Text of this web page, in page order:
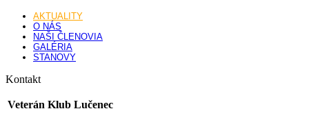
AKTUALITY
O NÁS
NAŠI ČLENOVIA
GALÉRIA
STANOVY
Kontakt
Veterán Klub Lučenec